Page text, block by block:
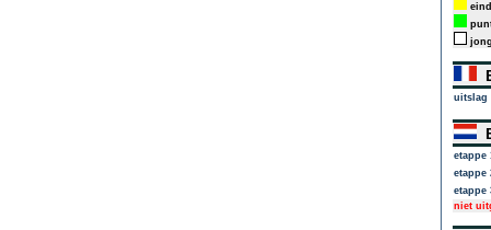
uitslag
etappe
etappe
etappe
niet